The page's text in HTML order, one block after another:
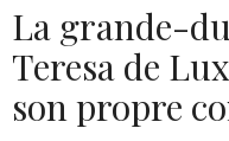
La grande-
Teresa de
son propre